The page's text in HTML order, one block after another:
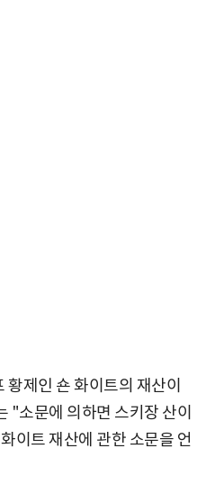
제인 숀 화이트의 재산이
"소문에 의하면 스키장 산이
이트 재산에 관한 소문을 언